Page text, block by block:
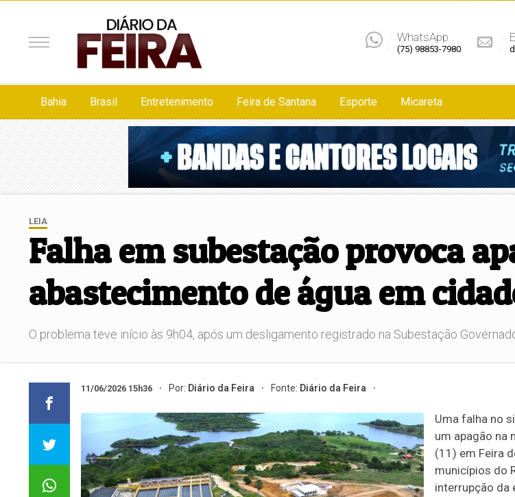
WhatsApp
(75) 98853-7980
Bahia Brasil Entretenimento Feira de Santana Esporte Micareta
LEIA
Falha em subestação provoca
abastecimento de água em
O problema teve início às 9h04, após um desligamento registrado na Subestação
11/06/2026 15h36 Por: Diário da Feira Fonte: Diário da Feira
Uma falha no
um apagão na
(11) em Feira
municípios do
interrupção da